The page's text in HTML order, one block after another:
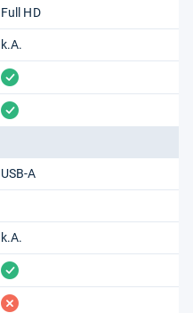
Full HD
k.A.
vorhanden
vorhanden
USB-A
k.A.
vorhanden
fehlt